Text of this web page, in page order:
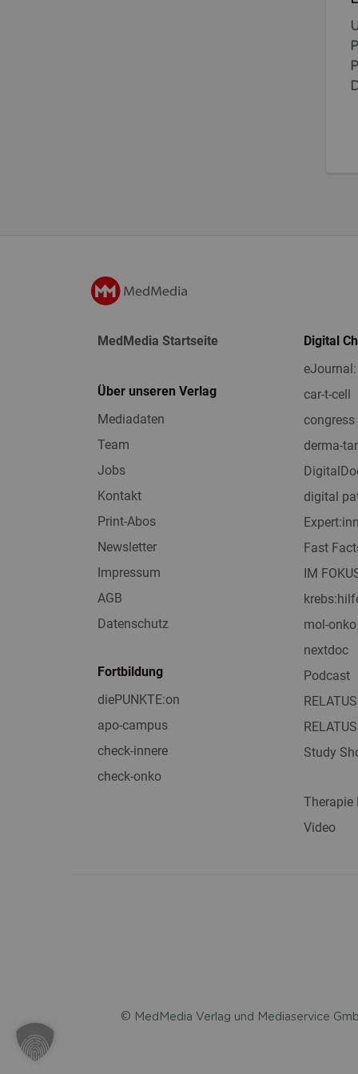
MedMedia Startseite
Über unseren Verlag
Mediadaten
Team
Jobs
Kontakt
Print-Abos
Newsletter
Impressum
AGB
Datenschutz
Fortbildung
diePUNKTE:on
apo-campus
check-innere
check-onko
Digital
car-t-cell
congress
derma-
digital
Fast
IM
mol-onko
nextdoc
Podcast
Study
Therapie
Video
© MedMedia Verlag und Mediaservice